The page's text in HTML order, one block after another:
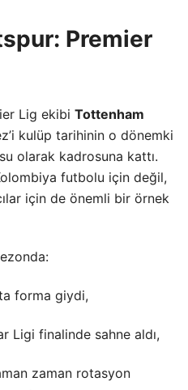
Premier
Lig ekibi Tottenham
kulüp tarihinin o dönemki
olarak kadrosuna kattı.
futbolu için değil,
için de önemli bir örnek
forma giydi,
Ligi finalinde sahne aldı,
zaman rotasyon